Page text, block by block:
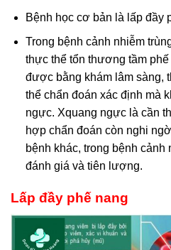
Bệnh học cơ bản là lấp đầy
Trong bệnh cảnh nhiễm
thực thể tổn thương tầm
được bằng khám lâm sàng,
thể chẩn đoán xác định mà
ngực. Xquang ngực là cần
hợp chẩn đoán còn nghi
bệnh khác, trong bệnh
đánh giá và tiên lượng.
Lấp đầy phế nang